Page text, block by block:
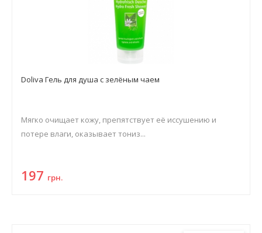
Doliva Гель для душа с зелёным чаем
Мягко очищает кожу, препятствует её иссушению и
потере влаги, оказывает тониз...
197 грн.